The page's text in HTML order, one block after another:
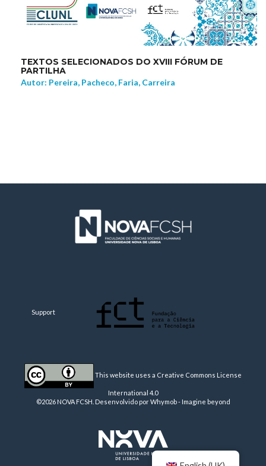
TEXTOS SELECIONADOS DO XVIII FÓRUM DE
PARTILHA
Autor: Pereira, Pacheco, Faria, Carreira
Support
This website uses a Creative Commons License
International 4.0
©2026 NOVA FCSH. Desenvolvido porWhymob - Imagine beyond